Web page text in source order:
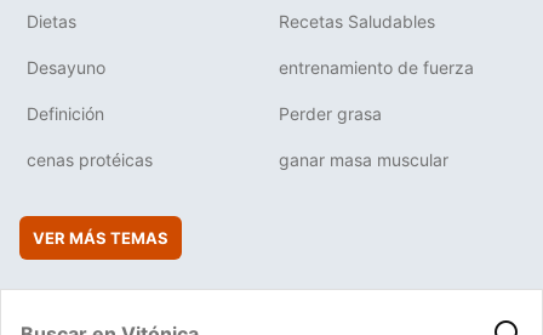
Dietas Recetas Saludables
Desayuno entrenamiento de fuerza
Definición Perder grasa
cenas protéicas ganar masa muscular
VER MÁS TEMAS